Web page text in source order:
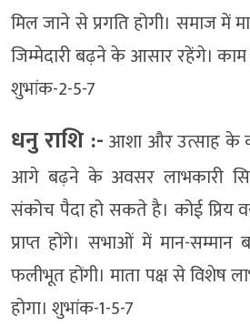
मिल जाने से प्रगति होगी। समाज में
जिम्मेदारी बढ़ने के आसार रहेंगे। काम
शुभांक-2-5-7
धनु राशि :- आशा और उत्साह के
आगे बढ़ने के अवसर लाभकारी
संकोच पैदा हो सकते है। कोई प्रिय
प्राप्त होंगे। सभाओं में मान-सम्मान
फलीभूत होंगी। माता पक्ष से विशेष
होगा। शुभांक-1-5-7